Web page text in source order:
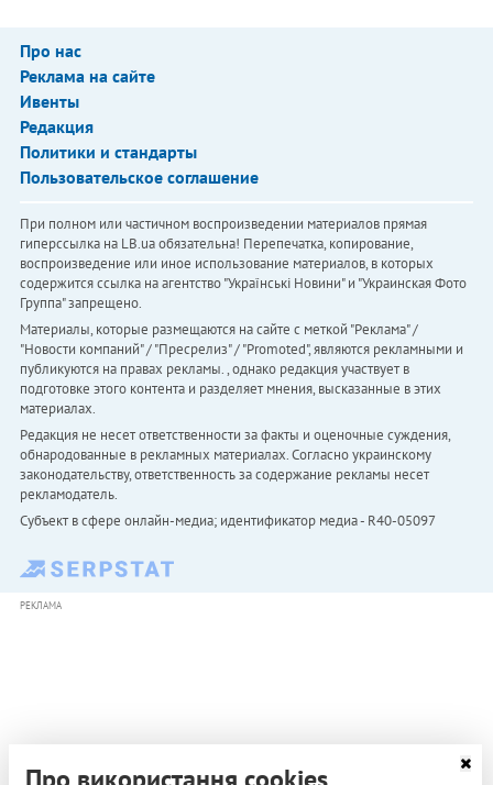
Про нас
Реклама на сайте
Ивенты
Редакция
Политики и стандарты
Пользовательское соглашение
При полном или частичном воспроизведении материалов прямая
гиперссылка на LB.ua обязательна! Перепечатка, копирование,
воспроизведение или иное использование материалов, в которых
содержится ссылка на агентство "Українськi Новини" и "Украинская Фото
Группа" запрещено.
Материалы, которые размещаются на сайте с меткой "Реклама" /
"Новости компаний" / "Пресрелиз" / "Promoted", являются рекламными и
публикуются на правах рекламы. , однако редакция участвует в
подготовке этого контента и разделяет мнения, высказанные в этих
материалах.
Редакция не несет ответственности за факты и оценочные суждения,
обнародованные в рекламных материалах. Согласно украинскому
законодательству, ответственность за содержание рекламы несет
рекламодатель.
Субъект в сфере онлайн-медиа; идентификатор медиа - R40-05097
РЕКЛАМА